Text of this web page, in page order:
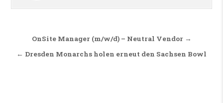
Beitragsnavigation
OnSite Manager (m/w/d) – Neutral Vendor →
← Dresden Monarchs holen erneut den Sachsen Bowl